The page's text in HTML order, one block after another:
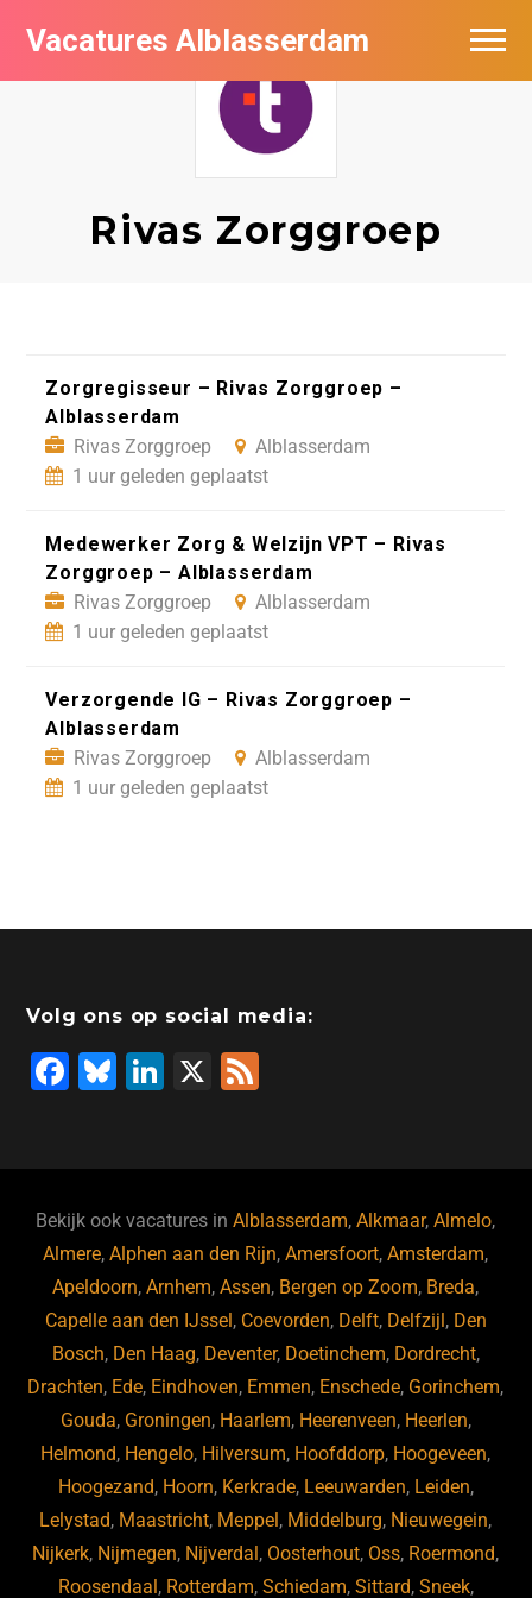
Vacatures Alblasserdam
Rivas Zorggroep
Zorgregisseur – Rivas Zorggroep –
Alblasserdam
Rivas Zorggroep
Alblasserdam
1 uur geleden geplaatst
Medewerker Zorg & Welzijn VPT – Rivas
Zorggroep – Alblasserdam
Rivas Zorggroep
Alblasserdam
1 uur geleden geplaatst
Verzorgende IG – Rivas Zorggroep –
Alblasserdam
Rivas Zorggroep
Alblasserdam
1 uur geleden geplaatst
Volg ons op social media:
F
b
o
o
k
Bl
ky
Li
dI
n
X
Bekijk ook vacatures inAlblasserdam,Alkmaar,Almelo,
Almere,Alphen aan den Rijn,Amersfoort,Amsterdam,
Apeldoorn,Arnhem,Assen, Bergen op Zoom, Breda,
Capelle aan den IJssel, Coevorden, Delft, Delfzijl, Den
Bosch, Den Haag, Deventer, Doetinchem, Dordrecht,
Drachten, Ede, Eindhoven, Emmen, Enschede, Gorinchem,
Gouda, Groningen, Haarlem, Heerenveen, Heerlen,
Helmond, Hengelo, Hilversum, Hoofddorp, Hoogeveen,
Hoogezand, Hoorn, Kerkrade, Leeuwarden, Leiden,
Lelystad, Maastricht, Meppel, Middelburg, Nieuwegein,
Nijkerk, Nijmegen, Nijverdal, Oosterhout, Oss, Roermond,
Roosendaal, Rotterdam, Schiedam, Sittard, Sneek,
Vacatures per bedrijf in Alblasserdam
De populairste vacatures in Alblasserdam